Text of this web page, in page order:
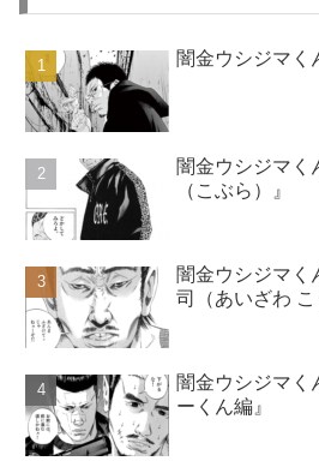
闇金ウシジマく
闇金ウシジマく
（こぶら）』
闇金ウシジマく
司（あいざわ こ
闇金ウシジマ
ーくん編』